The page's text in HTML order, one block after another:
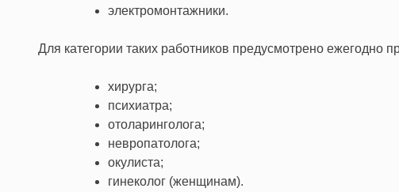
электромонтажники.
Для категории таких работников предусмотрено ежегодно
хирурга;
психиатра;
отоларинголога;
невропатолога;
окулиста;
гинеколог (женщинам).